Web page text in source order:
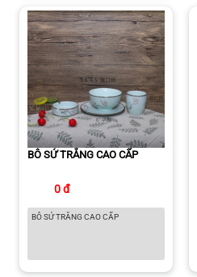
Màu sắc thanh lịch dành cho căn
bếp hiện đại
BÔ SỨ TRẮNG CAO CẤP
0 đ
BÔ SỨ TRẮNG CAO CẤP